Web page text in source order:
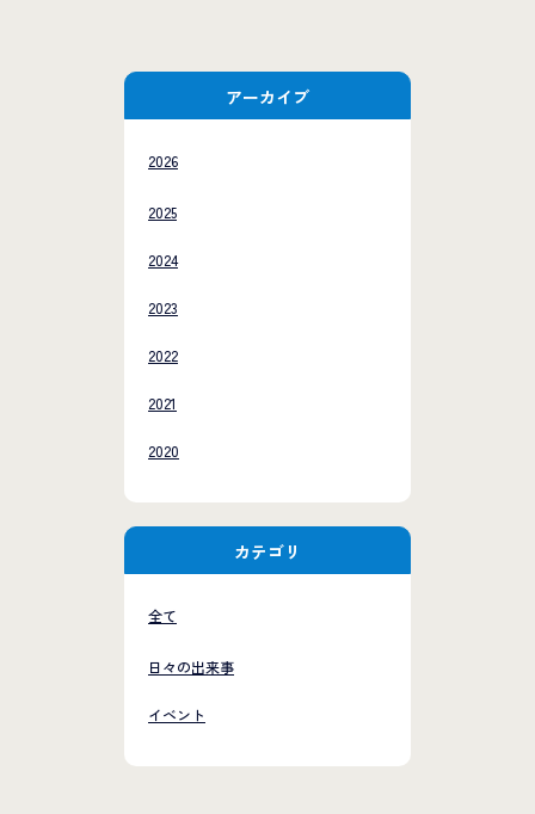
アーカイブ
2026
2025
2024
2023
2022
2021
2020
カテゴリ
全て
日々の出来事
イベント